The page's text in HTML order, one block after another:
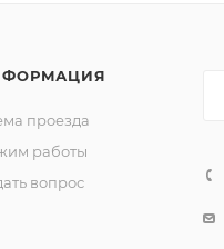
проезда
работы
вопрос